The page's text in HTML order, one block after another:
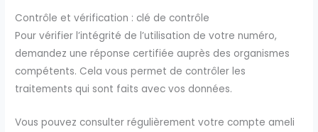
Contrôle et vérification : clé de contrôle
Pour vérifier l’intégrité de l’utilisation de votre numéro,
demandez une réponse certifiée auprès des organismes
compétents. Cela vous permet de contrôler les
traitements qui sont faits avec vos données.
Vous pouvez consulter régulièrement votre compte ameli